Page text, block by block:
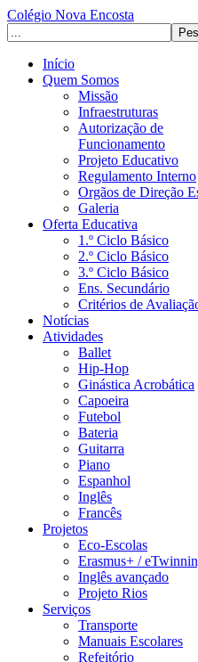
Colégio Nova Encosta
Início
Quem Somos
Missão
Infraestruturas
Autorização de
Funcionamento
Projeto Educativo
Regulamento Interno
Orgãos de Direção
Galeria
Oferta Educativa
1.º Ciclo Básico
2.º Ciclo Básico
3.º Ciclo Básico
Ens. Secundário
Critérios de
Notícias
Atividades
Ballet
Hip-Hop
Ginástica Acrobática
Capoeira
Futebol
Bateria
Guitarra
Piano
Espanhol
Inglês
Francês
Projetos
Eco-Escolas
Erasmus+ /
Inglês avançado
Projeto Rios
Serviços
Transporte
Manuais Escolares
Refeitório